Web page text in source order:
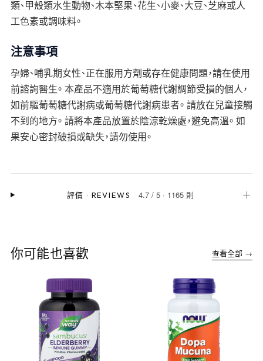
類、甲殼類水生動物、木本堅果、花生、小麥、大豆、芝麻或人
工色素或調味料。
注意事項
孕婦、哺乳期女性、正在服用方劑或存在健康問題，請在使用
前諮詢醫生。 本產品不適用於葡萄糖代謝調節受損的個人，
如前驅葡萄糖代謝病或葡萄糖代謝病患者。 請放在兒童接觸
不到的地方。 請將本產品放置於陰涼乾燥處，避免高溫。 如
果安心密封破損或缺失，請勿使用。
評價 · REVIEWS 4.7 /5 · 1165 則 ＋
你可能也喜歡 查看全部 →